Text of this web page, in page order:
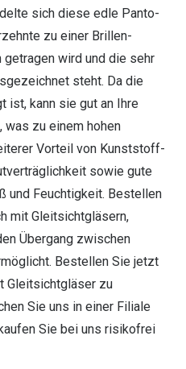
sich diese edle Panto-
zu einer Brillen-
getragen wird und die sehr
steht. Da die
ist, kann sie gut an Ihre
was zu einem hohen
Vorteil von Kunststoff-
sowie gute
und Feuchtigkeit. Bestellen
mit Gleitsichtgläsern,
Übergang zwischen
Bestellen Sie jetzt
Gleitsichtgläser zu
Sie uns in einer Filiale
Sie bei uns risikofrei